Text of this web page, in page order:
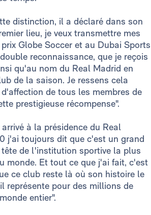
distinction, il a déclaré dans son
lieu, je veux transmettre mes
Globe Soccer et au Dubai Sports
reconnaissance, que je reçois
qu'au nom du Real Madrid en
de la saison. Je ressens cela
de tous les membres de
prestigieuse récompense".
à la présidence du Real
j'ai toujours dit que c'est un grand
de l'institution sportive la plus
monde. Et tout ce que j'ai fait, c'est
ce club reste là où son histoire le
représente pour des millions de
entier".